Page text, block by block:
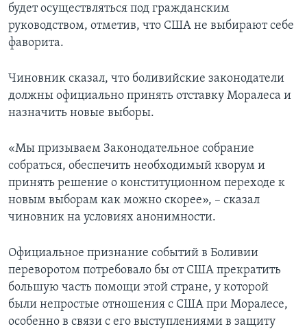
будет осуществляться под гражданским
руководством, отметив, что США не выбирают себе
фаворита.
Чиновник сказал, что боливийские законодатели
должны официально принять отставку Моралеса и
назначить новые выборы.
«Мы призываем Законодательное собрание
собраться, обеспечить необходимый кворум и
принять решение о конституционном переходе к
новым выборам как можно скорее», – сказал
чиновник на условиях анонимности.
Официальное признание событий в Боливии
переворотом потребовало бы от США прекратить
большую часть помощи этой стране, у которой
были непростые отношения с США при Моралесе,
особенно в связи с его выступлениями в защиту